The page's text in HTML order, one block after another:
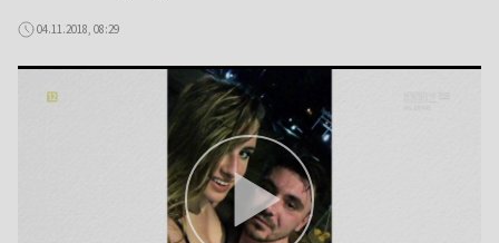
04.11.2018, 08:29